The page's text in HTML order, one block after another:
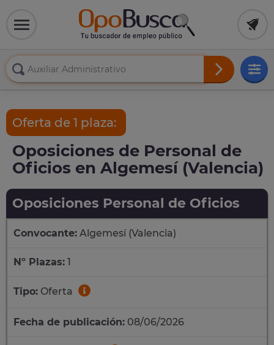
Oferta de 1 plaza:
Oposiciones de Personal de
Oficios en Algemesí (Valencia)
Oposiciones Personal de Oficios
Convocante: Algemesí (Valencia)
Nº Plazas: 1
Tipo: Oferta
Fecha de publicación: 08/06/2026